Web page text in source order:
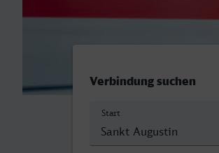
Verbindung suchen
Start